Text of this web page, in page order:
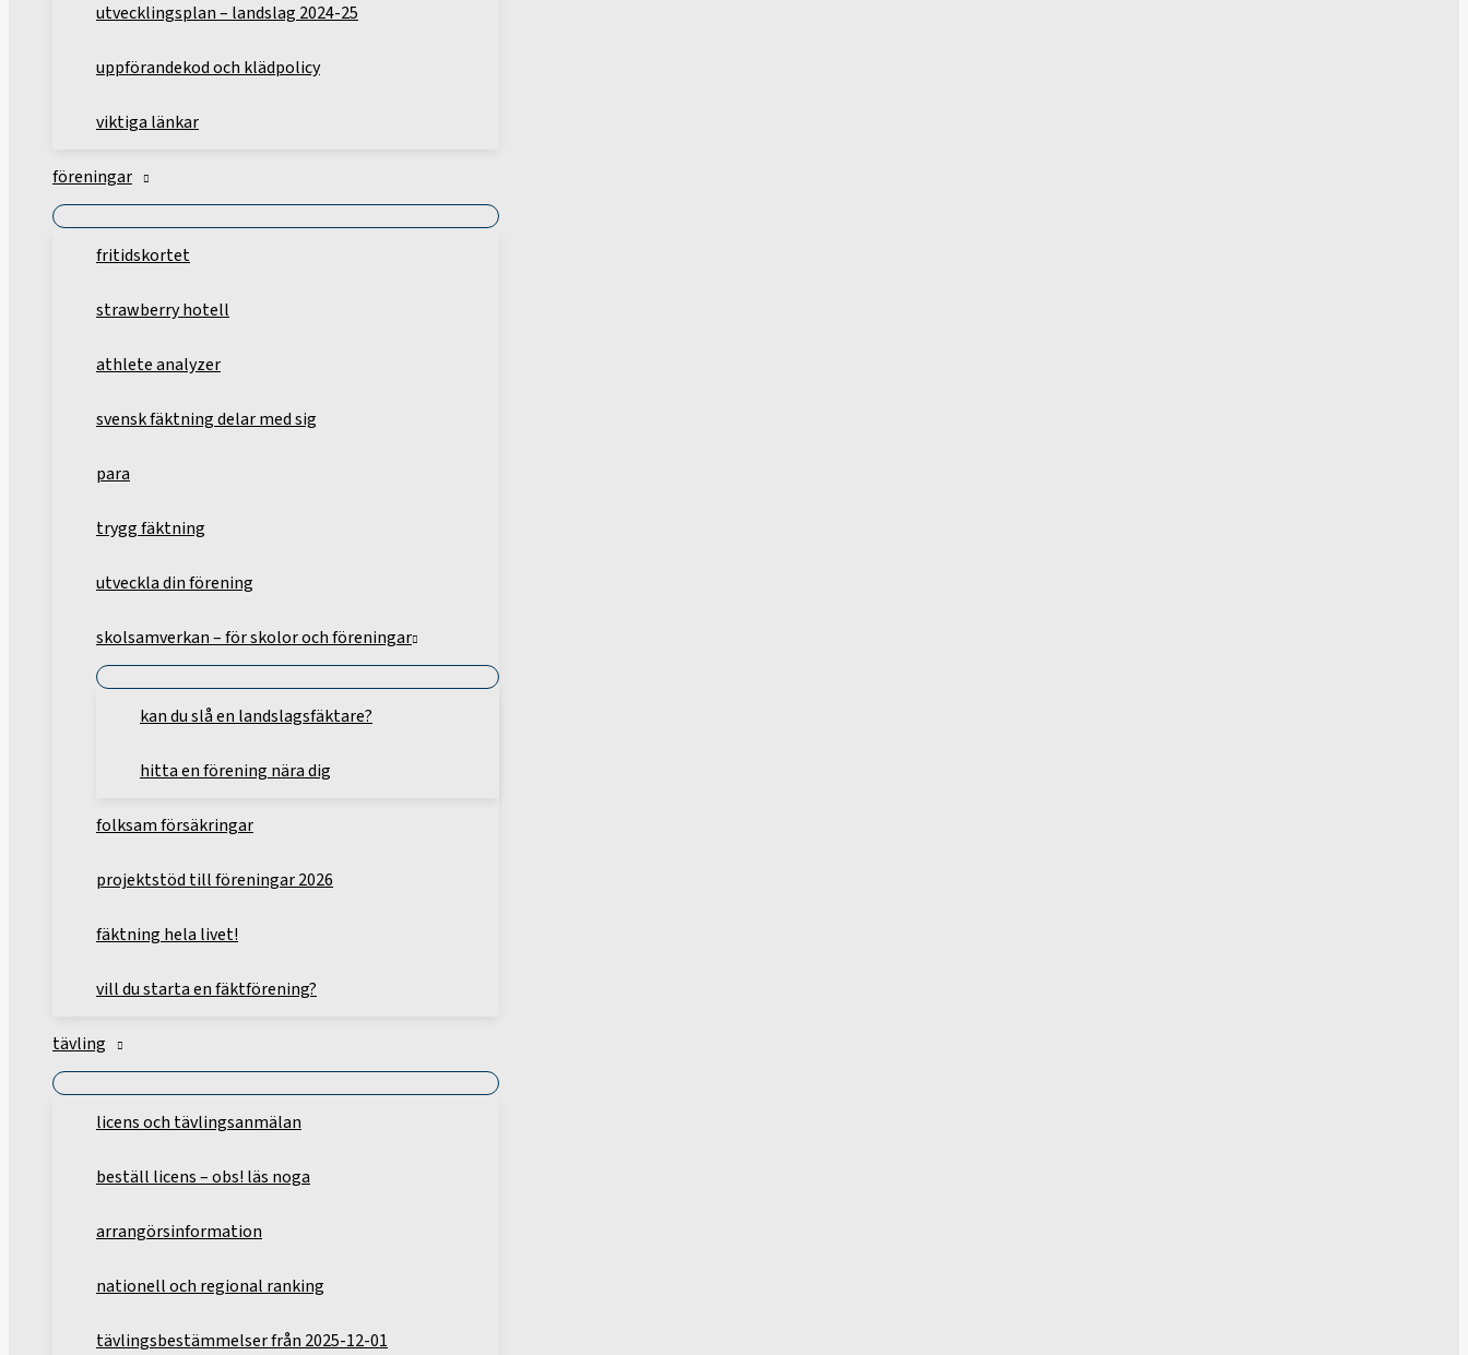
utvecklingsplan – landslag 2024-25
uppförandekod och klädpolicy
viktiga länkar
föreningar
fritidskortet
strawberry hotell
athlete analyzer
svensk fäktning delar med sig
para
trygg fäktning
utveckla din förening
skolsamverkan – för skolor och föreningar
kan du slå en landslagsfäktare?
hitta en förening nära dig
folksam försäkringar
projektstöd till föreningar 2026
fäktning hela livet!
vill du starta en fäktförening?
tävling
licens och tävlingsanmälan
beställ licens – obs! läs noga
arrangörsinformation
nationell och regional ranking
tävlingsbestämmelser från 2025-12-01